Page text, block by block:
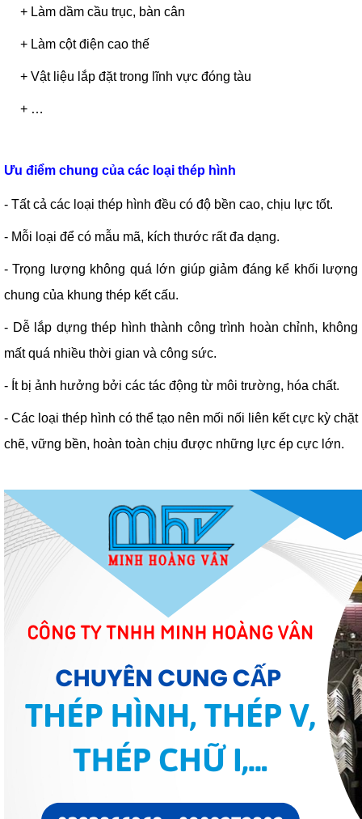
+ Làm dầm cầu trục, bàn cân
+ Làm cột điện cao thế
+ Vật liệu lắp đặt trong lĩnh vực đóng tàu
+ …
Ưu điểm chung của các loại thép hình
- Tất cả các loại thép hình đều có độ bền cao, chịu lực tốt.
- Mỗi loại để có mẫu mã, kích thước rất đa dạng.
- Trọng lượng không quá lớn giúp giảm đáng kể khối lượng
chung của khung thép kết cấu.
- Dễ lắp dựng thép hình thành công trình hoàn chỉnh, không
mất quá nhiều thời gian và công sức.
- Ít bị ảnh hưởng bởi các tác động từ môi trường, hóa chất.
- Các loại thép hình có thể tạo nên mối nối liên kết cực kỳ chặt
chẽ, vững bền, hoàn toàn chịu được những lực ép cực lớn.